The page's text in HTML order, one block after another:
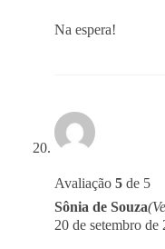
Na espera!
Avaliação 5 de 5
Sônia de Souza
20 de setembro de